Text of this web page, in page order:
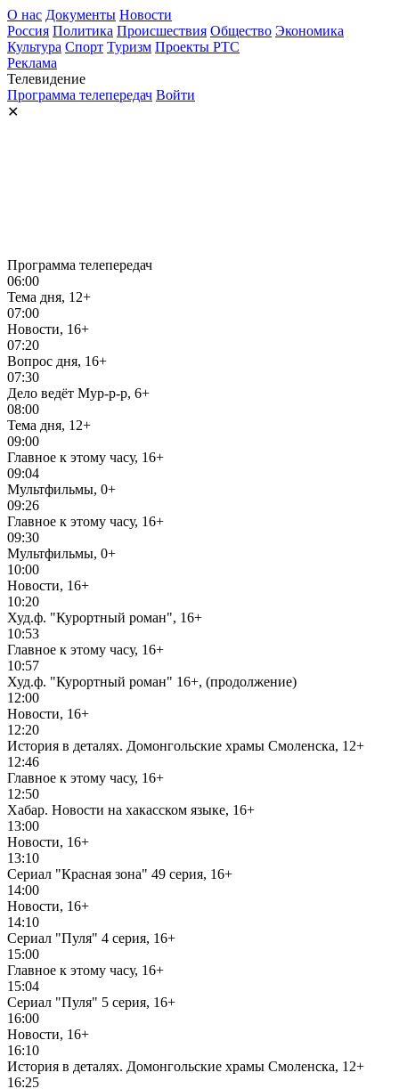
О нас Документы Новости
Россия Политика Происшествия Общество Экономика
Культура Спорт Туризм Проекты РТС
Реклама
Телевидение
Программа телепередач Войти
✕
Программа телепередач
06:00
Тема дня, 12+
07:00
Новости, 16+
07:20
Вопрос дня, 16+
07:30
Дело ведёт Мур-р-р, 6+
08:00
Тема дня, 12+
09:00
Главное к этому часу, 16+
09:04
Мультфильмы, 0+
09:26
Главное к этому часу, 16+
09:30
Мультфильмы, 0+
10:00
Новости, 16+
10:20
Худ.ф. "Курортный роман", 16+
10:53
Главное к этому часу, 16+
10:57
Худ.ф. "Курортный роман" 16+, (продолжение)
12:00
Новости, 16+
12:20
История в деталях. Домонгольские храмы Смоленска, 12+
12:46
Главное к этому часу, 16+
12:50
Хабар. Новости на хакасском языке, 16+
13:00
Новости, 16+
13:10
Сериал "Красная зона" 49 серия, 16+
14:00
Новости, 16+
14:10
Сериал "Пуля" 4 серия, 16+
15:00
Главное к этому часу, 16+
15:04
Сериал "Пуля" 5 серия, 16+
16:00
Новости, 16+
16:10
История в деталях. Домонгольские храмы Смоленска, 12+
16:25